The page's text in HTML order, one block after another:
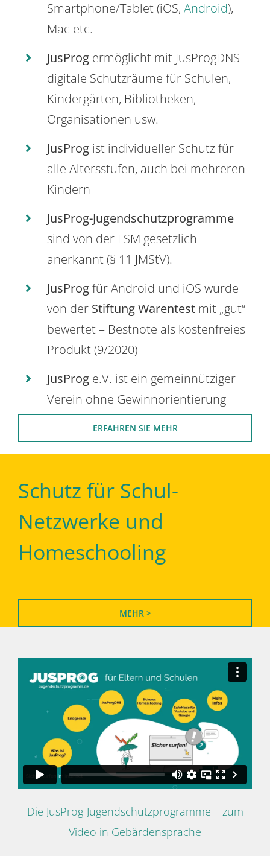
Smartphone/Tablet (iOS, Android),
Mac etc.
JusProg ermöglicht mit JusProgDNS
digitale Schutzräume für Schulen,
Kindergärten, Bibliotheken,
Organisationen usw.
JusProg ist individueller Schutz für
alle Altersstufen, auch bei mehreren
Kindern
JusProg-Jugendschutzprogramme
sind von der FSM gesetzlich
anerkannt (§ 11 JMStV).
JusProgfür Android und iOS wurde
von der Stiftung Warentest mit „gut“
bewertet – Bestnote als kostenfreies
Produkt (9/2020)
JusProg e.V. ist ein gemeinnütziger
Verein ohne Gewinnorientierung
ERFAHREN SIE MEHR
Schutz für Schul-
Netzwerke und
Homeschooling
MEHR >
Die JusProg-Jugendschutzprogramme – zum
Video in Gebärdensprache